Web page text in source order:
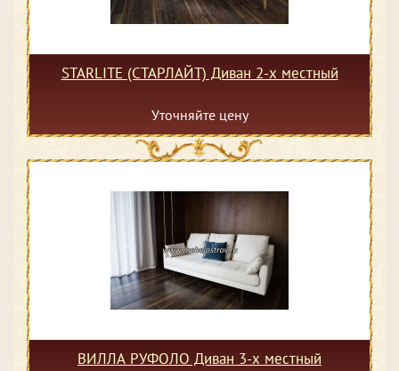
STARLITE (СТАРЛАЙТ) Диван 2-х местный
Уточняйте цену
ВИЛЛА РУФОЛО Диван 3-х местный